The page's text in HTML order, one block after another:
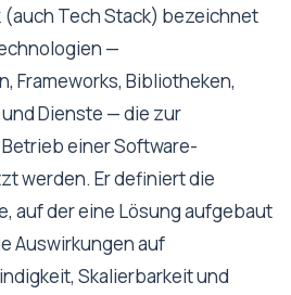
Tech Stack) bezeichnet
—
Frameworks, Bibliotheken,
Dienste — die zur
einer Software-
werden. Er definiert die
auf der eine Lösung aufgebaut
Auswirkungen auf
Skalierbarkeit und